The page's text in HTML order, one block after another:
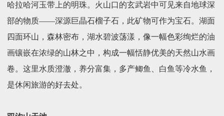
哈拉哈河玉带上的明珠。火山口的玄武岩中可见来自地球深
部的物质――深源巨晶石榴子石，此矿物可作为宝石。湖面
四面环山，森林密布，湖水碧波荡漾，像一幅色彩绚烂的油
画镶嵌在浓绿的山林之中，构成一幅恬静优美的天然山水画
卷。这里水质澄澈，养分富集，多产鲫鱼、白鱼等冷水鱼，
是休闲旅游的好去处。